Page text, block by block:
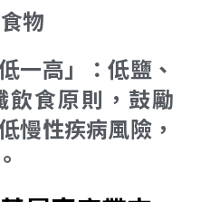
物
一高」：低鹽、
食原則，鼓勵
慢性疾病風險，